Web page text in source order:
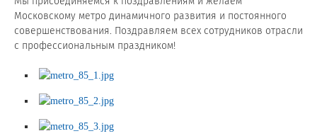
Сертификаты на продукцию Sibglass Pro
Сертификаты на продукцию Sibglass Trade
ГОСТы, ТУ и другая техническая документация
Московскому метро динамичного развития и постоянного
совершенствования. Поздравляем всех сотрудников отрасли
с профессиональным праздником!